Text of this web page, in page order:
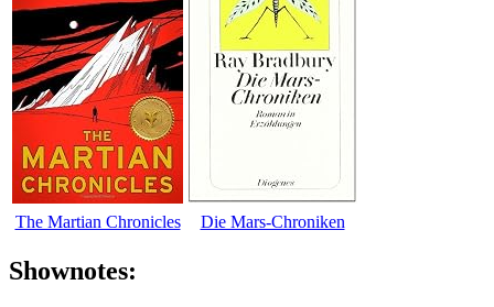
The Martian Chronicles Die Mars-Chroniken
Shownotes: